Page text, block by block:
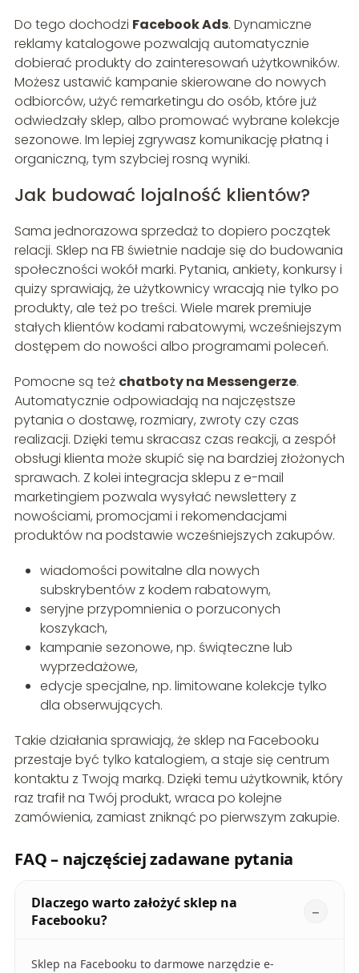
Do tego dochodzi Facebook Ads. Dynamiczne
reklamy katalogowe pozwalają automatycznie
dobierać produkty do zainteresowań użytkowników.
Możesz ustawić kampanie skierowane do nowych
odbiorców, użyć remarketingu do osób, które już
odwiedzały sklep, albo promować wybrane kolekcje
sezonowe. Im lepiej zgrywasz komunikację płatną i
organiczną, tym szybciej rosną wyniki.
Jak budować lojalność klientów?
Sama jednorazowa sprzedaż to dopiero początek
relacji. Sklep na FB świetnie nadaje się do budowania
społeczności wokół marki. Pytania, ankiety, konkursy i
quizy sprawiają, że użytkownicy wracają nie tylko po
produkty, ale też po treści. Wiele marek premiuje
stałych klientów kodami rabatowymi, wcześniejszym
dostępem do nowości albo programami poleceń.
Pomocne są też chatboty na Messengerze.
Automatycznie odpowiadają na najczęstsze
pytania o dostawę, rozmiary, zwroty czy czas
realizacji. Dzięki temu skracasz czas reakcji, a zespół
obsługi klienta może skupić się na bardziej złożonych
sprawach. Z kolei integracja sklepu z e-mail
marketingiem pozwala wysyłać newslettery z
nowościami, promocjami i rekomendacjami
produktów na podstawie wcześniejszych zakupów.
wiadomości powitalne dla nowych
subskrybentów z kodem rabatowym,
seryjne przypomnienia o porzuconych
koszykach,
kampanie sezonowe, np. świąteczne lub
wyprzedażowe,
edycje specjalne, np. limitowane kolekcje tylko
dla obserwujących.
Takie działania sprawiają, że sklep na Facebooku
przestaje być tylko katalogiem, a staje się centrum
kontaktu z Twoją marką. Dzięki temu użytkownik, który
raz trafił na Twój produkt, wraca po kolejne
zamówienia, zamiast zniknąć po pierwszym zakupie.
FAQ – najczęściej zadawane pytania
Dlaczego warto założyć sklep na
Facebooku?
Sklep na Facebooku to darmowe narzędzie e-